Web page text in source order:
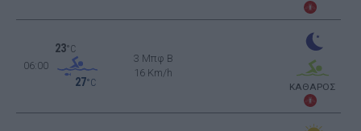
06:00
23°C
27°C
3 Μπφ B
16 Km/h
ΚΑΘΑΡΟΣ